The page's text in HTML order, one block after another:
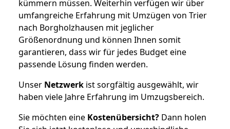
kümmern müssen. Weiterhin verfügen wir über
umfangreiche Erfahrung mit Umzügen von Trier
nach Borgholzhausen mit jeglicher
Größenordnung und können Ihnen somit
garantieren, dass wir für jedes Budget eine
passende Lösung finden werden.
Unser Netzwerk ist sorgfältig ausgewählt, wir
haben viele Jahre Erfahrung im Umzugsbereich.
Sie möchten eine Kostenübersicht? Dann holen